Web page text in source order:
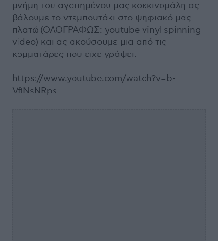
μνήμη του αγαπημένου μας κοκκινομάλη ας
βάλουμε το ντεμπουτάκι στο ψηφιακό μας
πλατώ (ΟΛΟΓΡΑΦΩΣ: youtube vinyl spinning
video) και ας ακούσουμε μια από τις
κομματάρες που είχε γράψει.
https://www.youtube.com/watch?v=b-
VfiNsNRps